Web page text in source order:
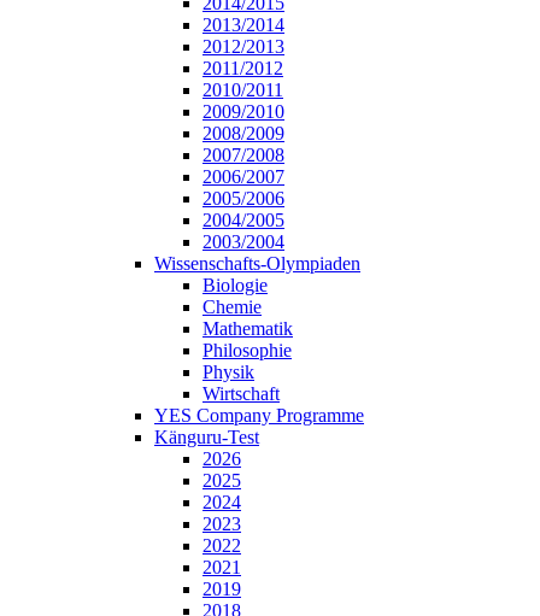
2013/2014
2012/2013
2011/2012
2010/2011
2009/2010
2008/2009
2007/2008
2006/2007
2005/2006
2004/2005
2003/2004
Wissenschafts-Olympiaden
Biologie
Chemie
Mathematik
Philosophie
Physik
Wirtschaft
YES Company Programme
Känguru-Test
2026
2025
2024
2023
2022
2021
2019
2018